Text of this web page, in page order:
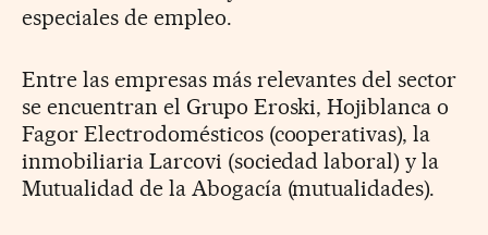
especiales de empleo.
Entre las empresas más relevantes del sector
se encuentran el Grupo Eroski, Hojiblanca o
Fagor Electrodomésticos (cooperativas), la
inmobiliaria Larcovi (sociedad laboral) y la
Mutualidad de la Abogacía (mutualidades).